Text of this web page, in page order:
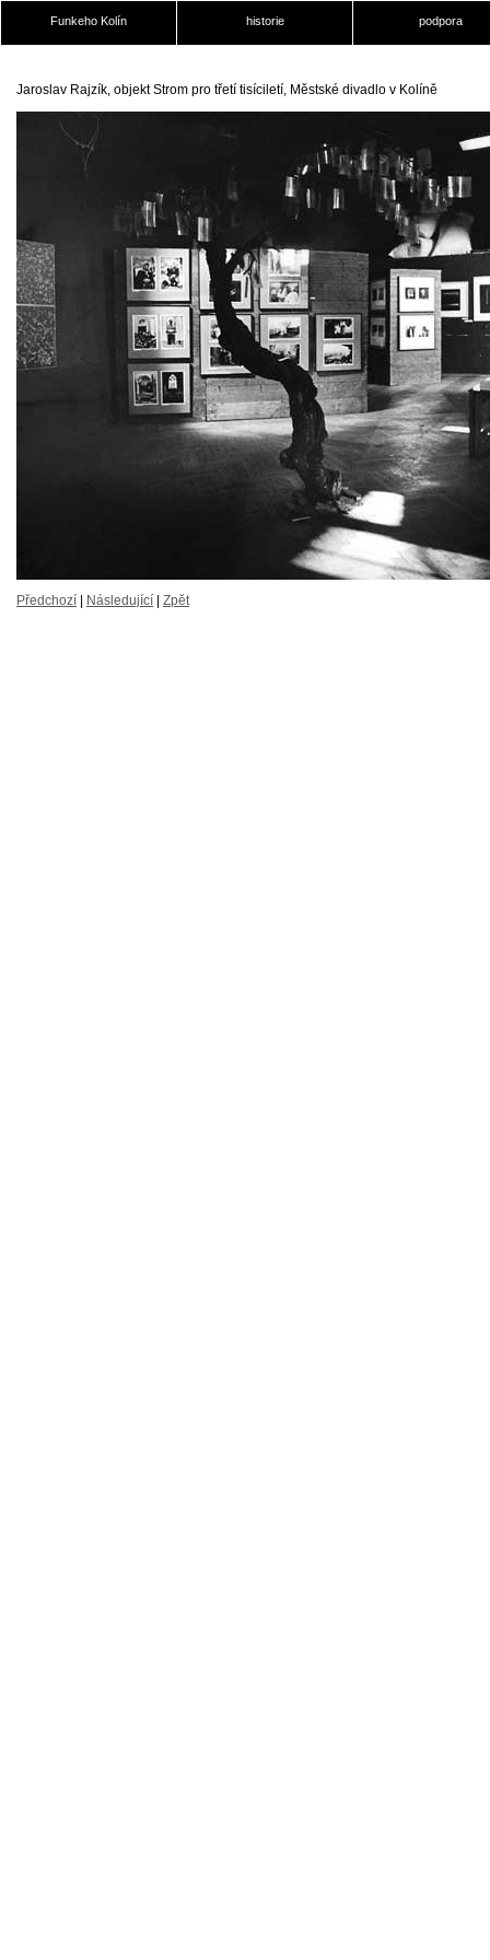
Funkeho Kolín historie podpora
Jaroslav Rajzík, objekt Strom pro třetí tisíciletí, Městské divadlo v Kolíně
Předchozí Následující Zpět